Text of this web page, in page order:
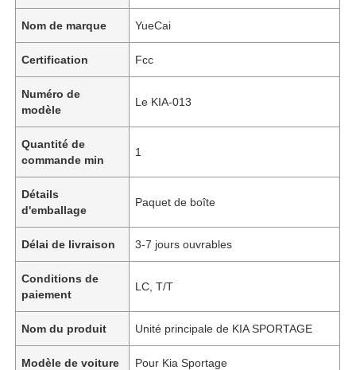
Nom de marque YueCai
Certification Fcc
Numéro de
modèle
Le KIA-013
Quantité de
commande min
1
Détails
d'emballage
Paquet de boîte
Délai de livraison 3-7 jours ouvrables
Conditions de
paiement
LC, T/T
Nom du produit Unité principale de KIA SPORTAGE
Modèle de voiture Pour Kia Sportage